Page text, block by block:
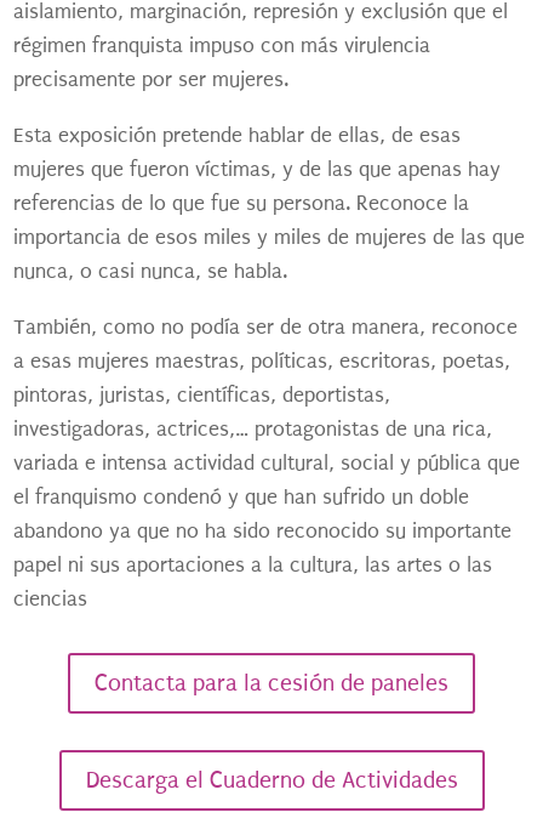
aislamiento, marginación, represión y exclusión que el
régimen franquista impuso con más virulencia
precisamente por ser mujeres.
Esta exposición pretende hablar de ellas, de esas
mujeres que fueron víctimas, y de las que apenas hay
referencias de lo que fue su persona. Reconoce la
importancia de esos miles y miles de mujeres de las que
nunca, o casi nunca, se habla.
También, como no podía ser de otra manera, reconoce
a esas mujeres maestras, políticas, escritoras, poetas,
pintoras, juristas, científicas, deportistas,
investigadoras, actrices,… protagonistas de una rica,
variada e intensa actividad cultural, social y pública que
el franquismo condenó y que han sufrido un doble
abandono ya que no ha sido reconocido su importante
papel ni sus aportaciones a la cultura, las artes o las
ciencias
Contacta para la cesión de paneles
Descarga el Cuaderno de Actividades